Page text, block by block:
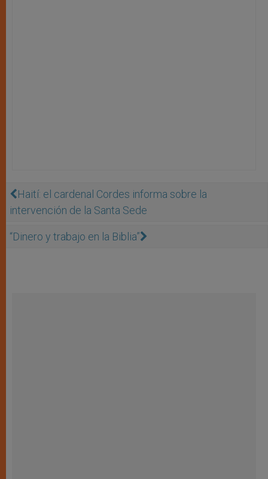
Haití: el cardenal Cordes informa sobre la
intervención de la Santa Sede
“Dinero y trabajo en la Biblia”